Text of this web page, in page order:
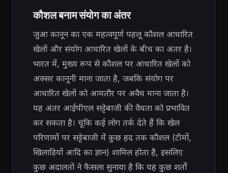
कौशल बनाम संयोग का अंतर
जुआ कानून का एक महत्वपूर्ण पहलू कौशल आधारित
खेलों और संयोग आधारित खेलों के बीच का अंतर है।
भारत में, मुख्य रूप से कौशल पर आधारित खेलों को
अक्सर कानूनी माना जाता है, जबकि संयोग पर
आधारित खेलों को आमतौर पर अवैध माना जाता है।
यह अंतर आईपीएल सट्टेबाजी की वैधता को प्रभावित
कर सकता है। चूंकि कई लोग तर्क देते हैं कि खेल
परिणामों पर सट्टेबाजी में कुछ हद तक कौशल (टीमों,
खिलाड़ियों आदि का ज्ञान) शामिल होता है, इसलिए
कुछ अदालतों ने फैसला सुनाया है कि यह कुछ शर्तों